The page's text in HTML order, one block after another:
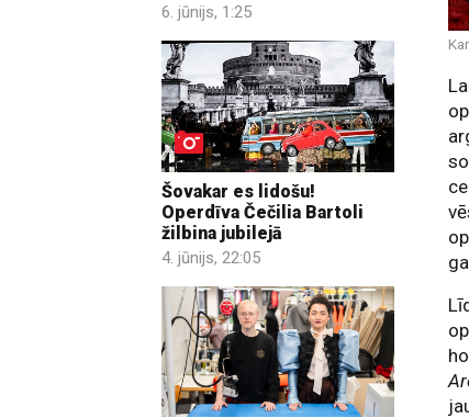
6. jūnijs, 1:25
Šovakar es lidošu!
Operdīva Čečilia Bartoli
žilbina jubilejā
4. jūnijs, 22:05